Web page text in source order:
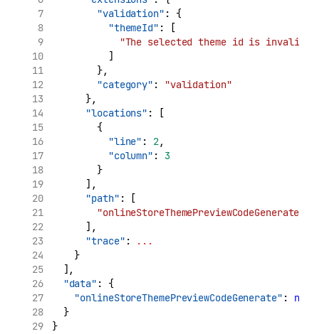
"validation" : {
"themeId" : [
"The selected theme id is invalid."
          ]
        },
"category" :
"validation"
      },
"locations" : [
        {
"line" : 2,
"column" : 3
        }
      ],
"path" : [
"onlineStoreThemePreviewCodeGenerate"
      ],
"trace" :
...
    }
  ],
"data" : {
"onlineStoreThemePreviewCodeGenerate" : null
  }
}